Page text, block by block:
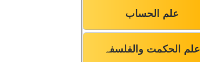
علم الحساب
علم الحکمت والفلسفہ